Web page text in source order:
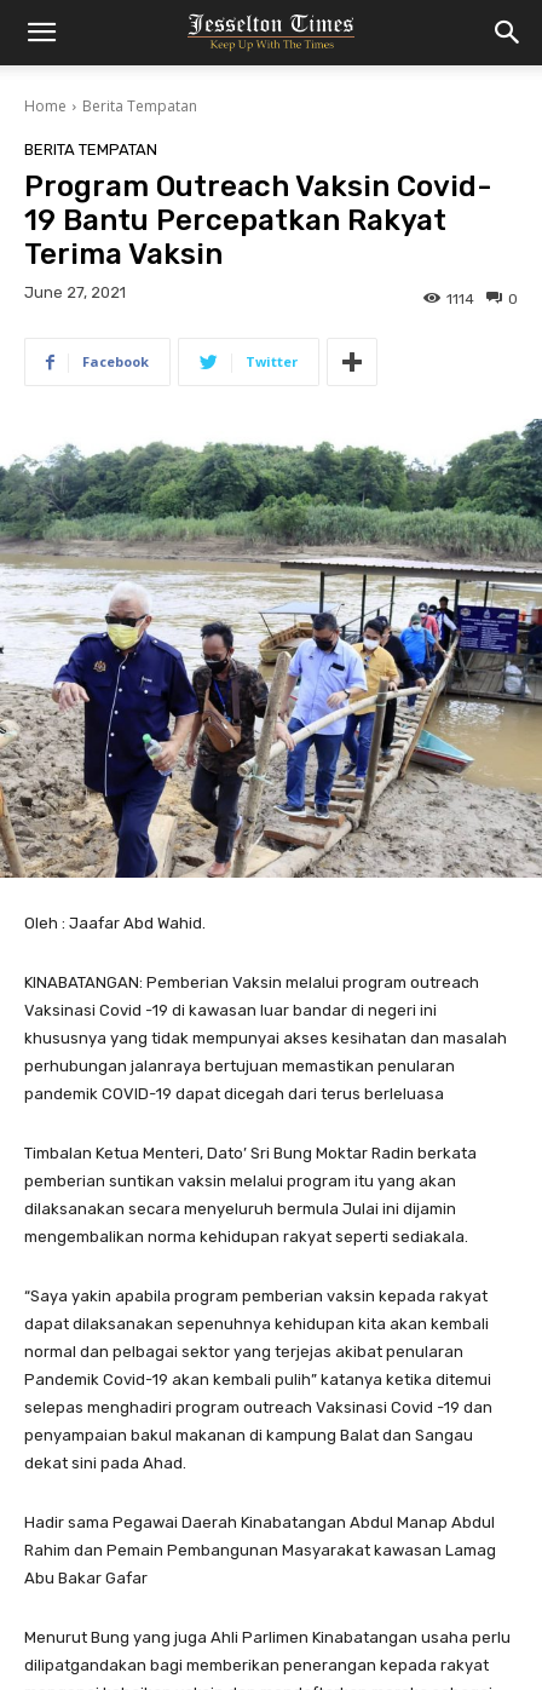
Home Berita Tempatan
BERITA TEMPATAN
Program Outreach Vaksin Covid-
19 Bantu Percepatkan Rakyat
Terima Vaksin
June 27, 2021 0
1114
Facebook Twitter
Oleh : Jaafar Abd Wahid.
KINABATANGAN: Pemberian Vaksin melalui program outreach
Vaksinasi Covid -19 di kawasan luar bandar di negeri ini
khususnya yang tidak mempunyai akses kesihatan dan masalah
perhubungan jalanraya bertujuan memastikan penularan
pandemik COVID-19 dapat dicegah dari terus berleluasa
Timbalan Ketua Menteri, Dato’ Sri Bung Moktar Radin berkata
pemberian suntikan vaksin melalui program itu yang akan
dilaksanakan secara menyeluruh bermula Julai ini dijamin
mengembalikan norma kehidupan rakyat seperti sediakala.
“Saya yakin apabila program pemberian vaksin kepada rakyat
dapat dilaksanakan sepenuhnya kehidupan kita akan kembali
normal dan pelbagai sektor yang terjejas akibat penularan
Pandemik Covid-19 akan kembali pulih” katanya ketika ditemui
selepas menghadiri program outreach Vaksinasi Covid -19 dan
penyampaian bakul makanan di kampung Balat dan Sangau
dekat sini pada Ahad.
Hadir sama Pegawai Daerah Kinabatangan Abdul Manap Abdul
Rahim dan Pemain Pembangunan Masyarakat kawasan Lamag
Abu Bakar Gafar
Menurut Bung yang juga Ahli Parlimen Kinabatangan usaha perlu
dilipatgandakan bagi memberikan penerangan kepada rakyat